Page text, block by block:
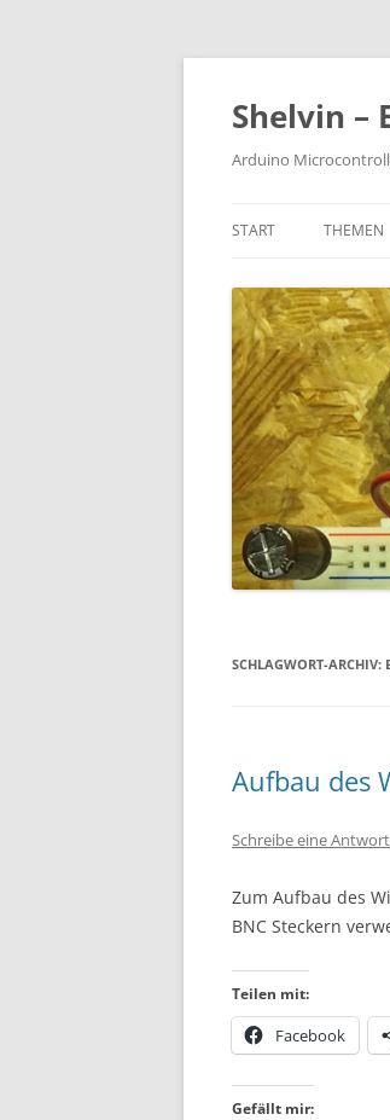
Zum
springen
Shelvin
Arduino
START THEMEN
SCHLAGWORT-ARCHIV:
Aufbau des
Schreibe eine Antwort
Zum Aufbau des
BNC Steckern
Teilen mit:
Facebook
Gefällt mir: